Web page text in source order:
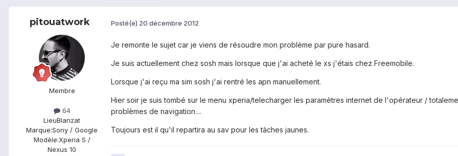
pitouatwork
Membre
64
LieuBlanzat
Marque:Sony / Google
Modèle:Xperia S /
Nexus 10
Posté(e) 20 décembre 2012
Je remonte le sujet car je viens de résoudre mon problème par pure hasard.
Je suis actuellement chez sosh mais lorsque que j'ai acheté le xs j'étais chez Freemobile.
Lorsque j'ai reçu ma sim sosh j'ai rentré les apn manuellement.
Hier soir je suis tombé sur le menu xperia/telecharger les paramètres internet de l'opérateur /
problèmes de navigation....
Toujours est il qu'il repartira au sav pour les tâches jaunes.